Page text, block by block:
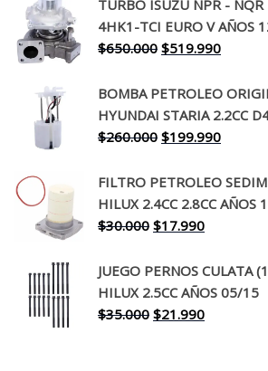
original
era:
$130.000.
actual
es:
$94.990.
TURBO ISUZU NPR - NQR
4HK1-TCI EURO V AÑOS
$650.000 El
original
era:
$650.000.
$519.990El
actual
es:
BOMBA PETROLEO
HYUNDAI STARIA 2.2CC
$260.000 El
original
era:
$260.000.
$199.990El
actual
es:
FILTRO PETROLEO
HILUX 2.4CC 2.8CC AÑOS
$30.000 El
original
era:
$30.000.
$17.990El
actual
es:
$17.990.
JUEGO PERNOS CULATA
HILUX 2.5CC AÑOS 05/15
$35.000 El
$21.990El